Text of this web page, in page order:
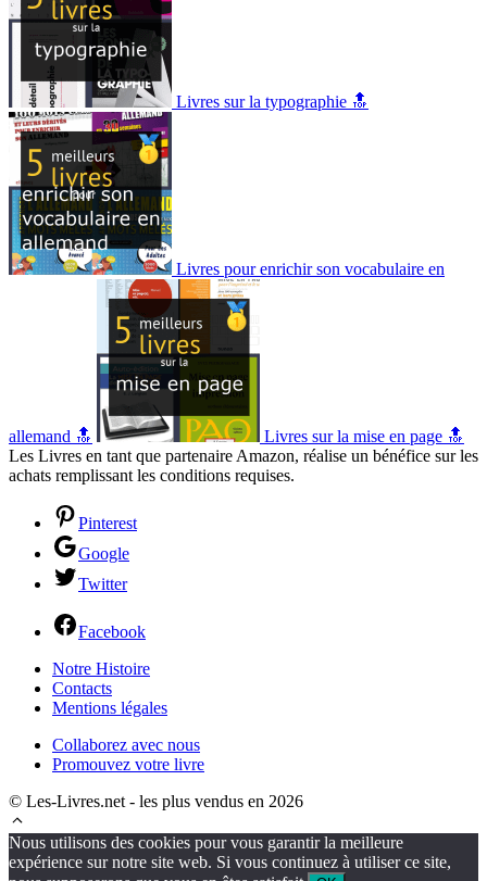
Livres sur la typographie 🔝
Livres pour enrichir son vocabulaire en
allemand 🔝
Livres sur la mise en page 🔝
Les Livres en tant que partenaire Amazon, réalise un bénéfice sur les
achats remplissant les conditions requises.
Pinterest
Google
Twitter
Facebook
Notre Histoire
Contacts
Mentions légales
Collaborez avec nous
Promouvez votre livre
© Les-Livres.net - les plus vendus en 2026
Nous utilisons des cookies pour vous garantir la meilleure
expérience sur notre site web. Si vous continuez à utiliser ce site,